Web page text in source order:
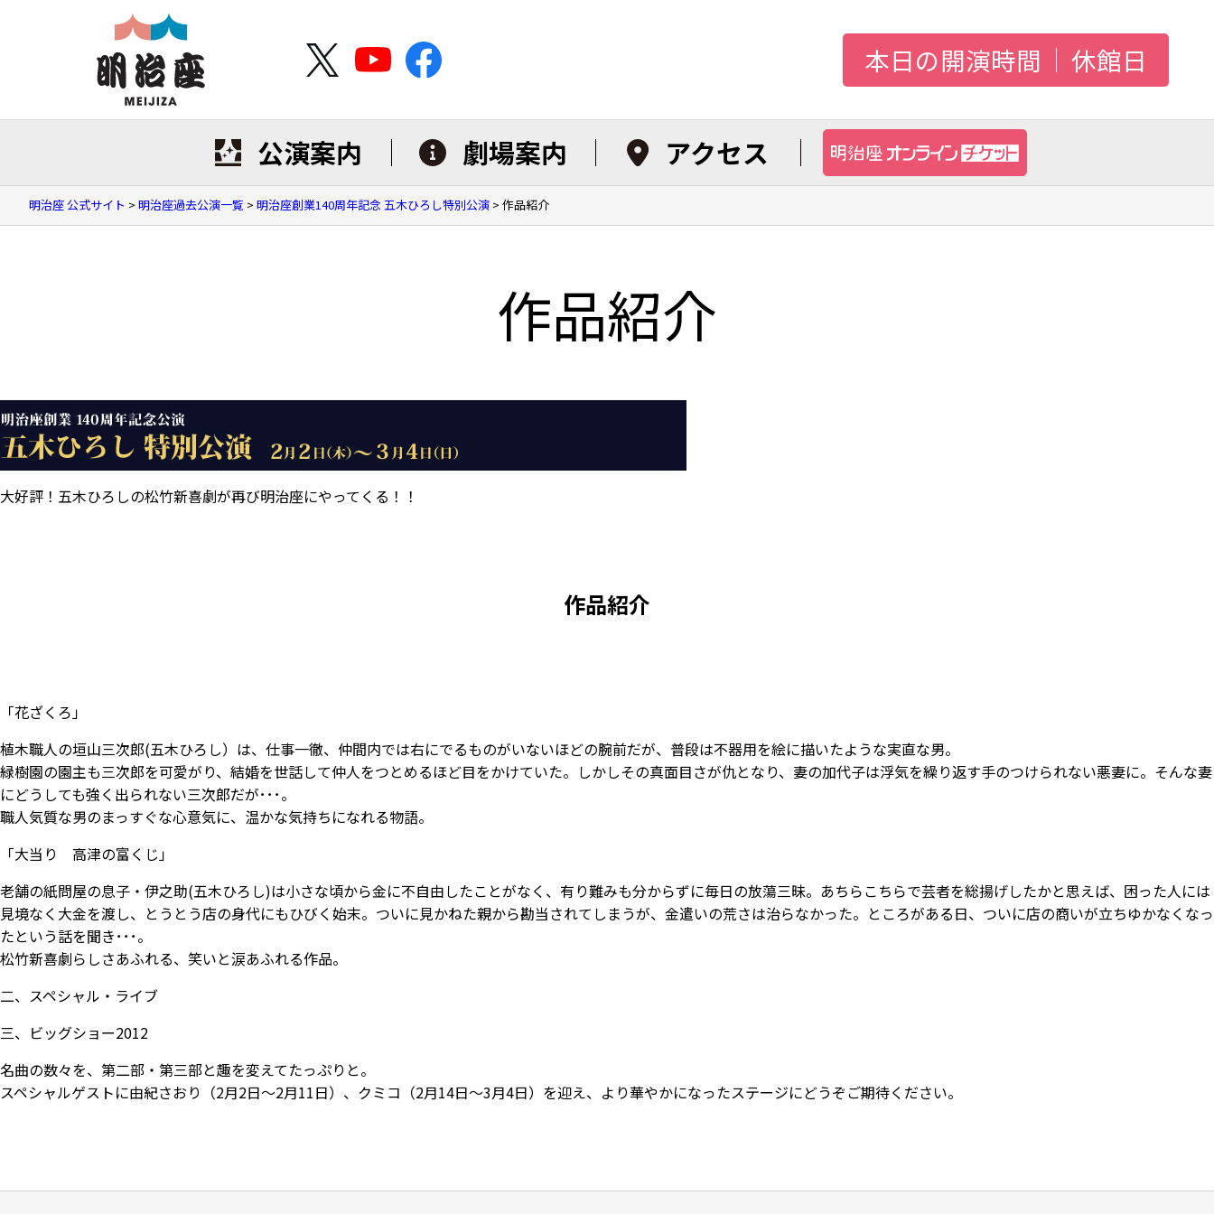
本日の開演時間 休館日
公演案内 劇場案内 アクセス
明治座 公式サイト > 明治座過去公演一覧 > 明治座創業140周年記念 五木ひろし特別公演 > 作品紹介
作品紹介
大好評！五木ひろしの松竹新喜劇が再び明治座にやってくる！！
作品紹介
「花ざくろ」
植木職人の垣山三次郎(五木ひろし）は、仕事一徹、仲間内では右にでるものがいないほどの腕前だが、普段は不器用を絵に描いたような実直な男。
緑樹園の園主も三次郎を可愛がり、結婚を世話して仲人をつとめるほど目をかけていた。しかしその真面目さが仇となり、妻の加代子は浮気を繰り返す手のつけられない悪妻に。そんな妻
にどうしても強く出られない三次郎だが･･･。
職人気質な男のまっすぐな心意気に、温かな気持ちになれる物語。
「大当り 高津の富くじ」
老舗の紙問屋の息子・伊之助(五木ひろし)は小さな頃から金に不自由したことがなく、有り難みも分からずに毎日の放蕩三昧。あちらこちらで芸者を総揚げしたかと思えば、困った人には
見境なく大金を渡し、とうとう店の身代にもひびく始末。ついに見かねた親から勘当されてしまうが、金遣いの荒さは治らなかった。ところがある日、ついに店の商いが立ちゆかなくなっ
たという話を聞き･･･。
松竹新喜劇らしさあふれる、笑いと涙あふれる作品。
二、スペシャル・ライブ
三、ビッグショー2012
名曲の数々を、第二部・第三部と趣を変えてたっぷりと。
スペシャルゲストに由紀さおり（2月2日～2月11日）、クミコ（2月14日～3月4日）を迎え、より華やかになったステージにどうぞご期待ください。